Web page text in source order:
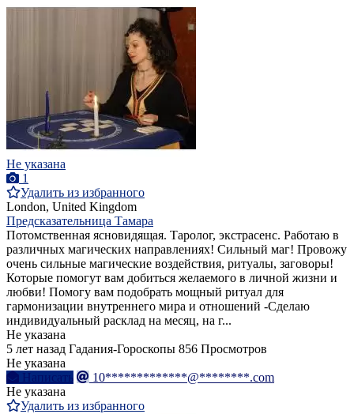
Не указана
1
Удалить из избранного
London, United Kingdom
Предсказательница Тамара
Потомственная ясновидящая. Таролог, экстрасенс. Работаю в
различных магических направлениях! Сильный маг! Провожу
очень сильные магические воздействия, ритуалы, заговоры!
Которые помогут вам добиться желаемого в личной жизни и
любви! Помогу вам подобрать мощный ритуал для
гармонизации внутреннего мира и отношений -Сделаю
индивидуальный расклад на месяц, на г...
Не указана
5 лет назад Гадания-Гороскопы 856 Просмотров
Не указана
Написать
10*************@********.com
Не указана
Удалить из избранного